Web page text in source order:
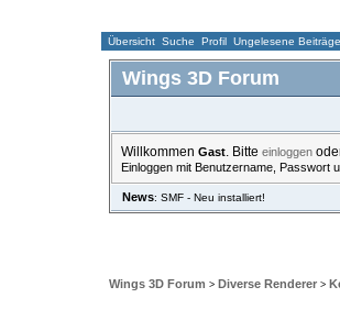
Übersicht Suche Profil Ungelesene
Wings 3D Forum
Willkommen Gast. Bitte einloggen
Einloggen mit Benutzername, Passwort
News: SMF - Neu installiert!
Wings 3D Forum > Diverse Renderer>